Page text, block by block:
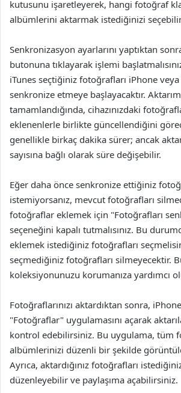
kutusunu işaretleyerek, hangi fotoğraf
albümlerini aktarmak istediğinizi
Senkronizasyon ayarlarını yaptıktan
butonuna tıklayarak işlemi
iTunes seçtiğiniz fotoğrafları iPhone veya
senkronize etmeye başlayacaktır.
tamamlandığında, cihazınızdaki
eklenenlerle birlikte güncellendiğini
genellikle birkaç dakika sürer; ancak
sayısına bağlı olarak süre değişebilir.
Eğer daha önce senkronize ettiğiniz
istemiyorsanız, mevcut fotoğrafları
fotoğraflar eklemek için "Fotoğrafları
seçeneğini kapalı tutmalısınız. Bu
eklemek istediğiniz fotoğrafları
seçmediğiniz fotoğrafları silmeyecektir.
koleksiyonunuzu korumanıza yardımcı
Fotoğraflarınızı aktardıktan sonra,
"Fotoğraflar" uygulamasını açarak
kontrol edebilirsiniz. Bu uygulama, tüm
albümlerinizi düzenli bir şekilde
Ayrıca, aktardığınız fotoğrafları
düzenleyebilir ve paylaşıma açabilirsiniz.